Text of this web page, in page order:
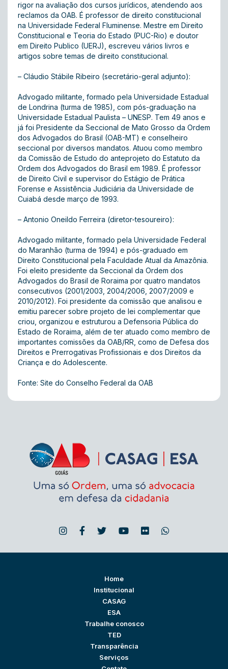
rigor na avaliação dos cursos jurídicos, atendendo aos
reclamos da OAB. É professor de direito constitucional
na Universidade Federal Fluminense. Mestre em Direito
Constitucional e Teoria do Estado (PUC-Rio) e doutor
em Direito Publico (UERJ), escreveu vários livros e
artigos sobre temas de direito constitucional.
– Cláudio Stábile Ribeiro (secretário-geral adjunto):
Advogado militante, formado pela Universidade Estadual
de Londrina (turma de 1985), com pós-graduação na
Universidade Estadual Paulista – UNESP. Tem 49 anos e
já foi Presidente da Seccional de Mato Grosso da Ordem
dos Advogados do Brasil (OAB-MT) e conselheiro
seccional por diversos mandatos. Atuou como membro
da Comissão de Estudo do anteprojeto do Estatuto da
Ordem dos Advogados do Brasil em 1989. É professor
de Direito Civil e supervisor do Estágio de Prática
Forense e Assistência Judiciária da Universidade de
Cuiabá desde março de 1993.
– Antonio Oneildo Ferreira (diretor-tesoureiro):
Advogado militante, formado pela Universidade Federal
do Maranhão (turma de 1994) e pós-graduado em
Direito Constitucional pela Faculdade Atual da Amazônia.
Foi eleito presidente da Seccional da Ordem dos
Advogados do Brasil de Roraima por quatro mandatos
consecutivos (2001/2003, 2004/2006, 2007/2009 e
2010/2012). Foi presidente da comissão que analisou e
emitiu parecer sobre projeto de lei complementar que
criou, organizou e estruturou a Defensoria Pública do
Estado de Roraima, além de ter atuado como membro de
importantes comissões da OAB/RR, como de Defesa dos
Direitos e Prerrogativas Profissionais e dos Direitos da
Criança e do Adolescente.
Fonte: Site do Conselho Federal da OAB
Home
Institucional
CASAG
ESA
Trabalhe conosco
TED
Transparência
Serviços